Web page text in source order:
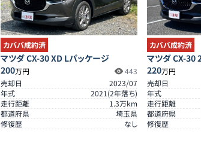
カババ成約済
マツダ CX-30 XD Lパッケージ
200万円
443
売却日
2023/07
年式
2021(2年落ち)
走行距離
1.3万km
都道府県
埼玉県
修復歴
なし
カババ成約済
マツダ CX-30
220万円
売却日
年式
走行距離
都道府県
修復歴